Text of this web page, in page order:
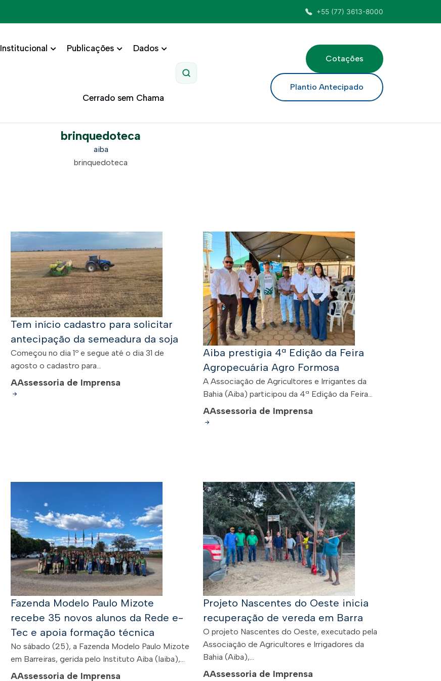
+55 (77) 3613-8000
Institucional Publicações Dados
Cerrado sem Chama
Pesquisar
Cotações
Plantio Antecipado
brinquedoteca
aiba
brinquedoteca
Tem início cadastro para solicitar
antecipação da semeadura da soja
Começou no dia 1º e segue até o dia 31 de
agosto o cadastro para...
AAssessoria de Imprensa
Aiba prestigia 4ª Edição da Feira
Agropecuária Agro Formosa
A Associação de Agricultores e Irrigantes da
Bahia (Aiba) participou da 4ª Edição da Feira...
AAssessoria de Imprensa
Fazenda Modelo Paulo Mizote
recebe 35 novos alunos da Rede e-
Tec e apoia formação técnica
No sábado (25), a Fazenda Modelo Paulo Mizote
em Barreiras, gerida pelo Instituto Aiba (Iaiba),...
AAssessoria de Imprensa
Projeto Nascentes do Oeste inicia
recuperação de vereda em Barra
O projeto Nascentes do Oeste, executado pela
Associação de Agricultores e Irrigadores da
Bahia (Aiba),...
AAssessoria de Imprensa